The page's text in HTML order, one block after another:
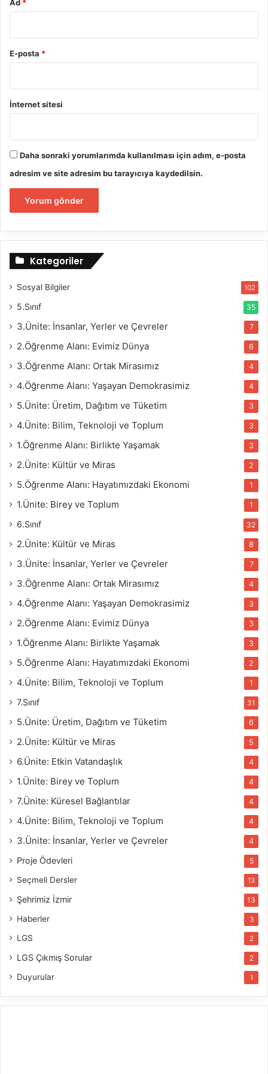
Ad *
E-posta *
İnternet sitesi
Daha sonraki yorumlarımda kullanılması için adım, e-posta
adresim ve site adresim bu tarayıcıya kaydedilsin.
Kategoriler
Sosyal Bilgiler 102
5.Sınıf 35
3.Ünite: İnsanlar, Yerler ve Çevreler 7
2.Öğrenme Alanı: Evimiz Dünya 6
3.Öğrenme Alanı: Ortak Mirasımız 4
4.Öğrenme Alanı: Yaşayan Demokrasimiz 4
5.Ünite: Üretim, Dağıtım ve Tüketim 3
4.Ünite: Bilim, Teknoloji ve Toplum 3
1.Öğrenme Alanı: Birlikte Yaşamak 3
2.Ünite: Kültür ve Miras 2
5.Öğrenme Alanı: Hayatımızdaki Ekonomi 1
1.Ünite: Birey ve Toplum 1
6.Sınıf 32
2.Ünite: Kültür ve Miras 8
3.Ünite: İnsanlar, Yerler ve Çevreler 7
3.Öğrenme Alanı: Ortak Mirasımız 4
4.Öğrenme Alanı: Yaşayan Demokrasimiz 3
2.Öğrenme Alanı: Evimiz Dünya 3
1.Öğrenme Alanı: Birlikte Yaşamak 3
5.Öğrenme Alanı: Hayatımızdaki Ekonomi 2
4.Ünite: Bilim, Teknoloji ve Toplum 1
7.Sınıf 31
5.Ünite: Üretim, Dağıtım ve Tüketim 6
2.Ünite: Kültür ve Miras 5
6.Ünite: Etkin Vatandaşlık 4
1.Ünite: Birey ve Toplum 4
7.Ünite: Küresel Bağlantılar 4
4.Ünite: Bilim, Teknoloji ve Toplum 4
3.Ünite: İnsanlar, Yerler ve Çevreler 4
Proje Ödevleri 5
Seçmeli Dersler 13
Şehrimiz İzmir 13
Haberler 3
LGS 2
LGS Çıkmış Sorular 2
Duyurular 1